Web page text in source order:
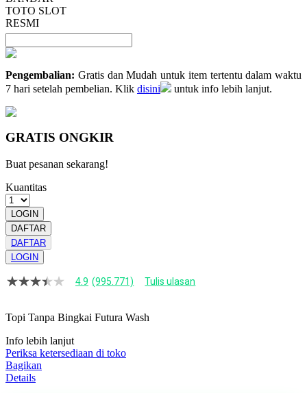
TOTO SLOT
RESMI
Pengembalian: Gratis dan Mudah untuk item tertentu dalam waktu
7 hari setelah pembelian. Klik disini untuk info lebih lanjut.
GRATIS ONGKIR
Buat pesanan sekarang!
Kuantitas
LOGIN
DAFTAR
DAFTAR
LOGIN
4.9
bintang,
rating
rata-
rata.
Read
13
4.9 (995.771) Tulis ulasan
Topi Tanpa Bingkai Futura Wash
Info lebih lanjut
Periksa ketersediaan di toko
Bagikan
Details